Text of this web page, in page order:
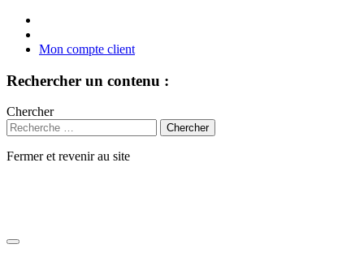
Mon compte client
Rechercher un contenu :
Chercher
Fermer et revenir au site